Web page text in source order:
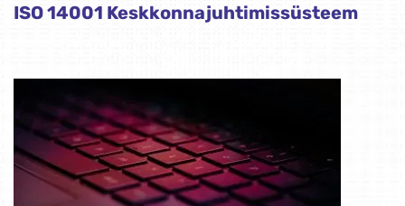
ISO 14001 Keskkonnajuhtimissüsteem